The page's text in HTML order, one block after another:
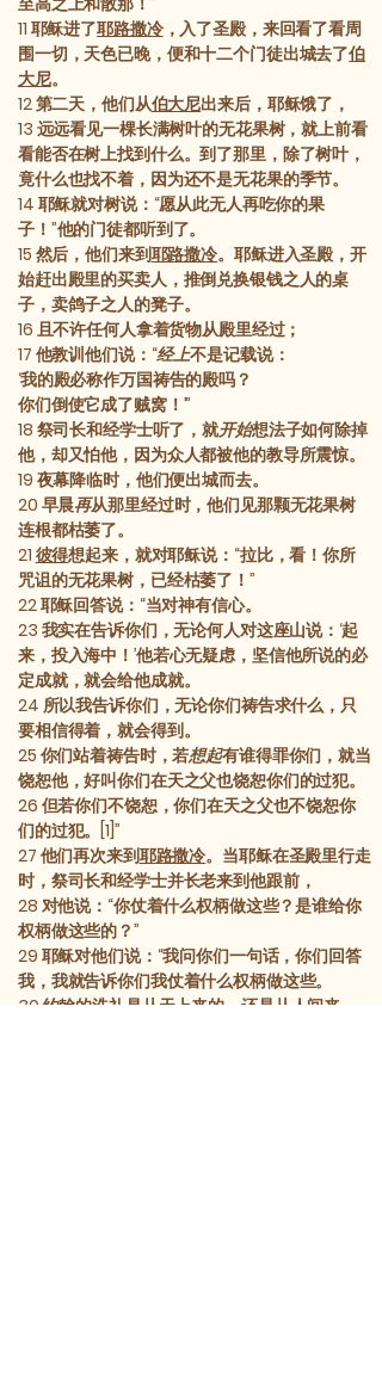
11 耶稣进了耶路撒冷，入了圣殿，来回看了看周
围一切，天色已晚，便和十二个门徒出城去了伯
大尼。
12第二天，他们从伯大尼出来后，耶稣饿了，
13 远远看见一棵长满树叶的无花果树，就上前看
看能否在树上找到什么。到了那里，除了树叶，
竟什么也找不着，因为还不是无花果的季节。
14 耶稣就对树说：“愿从此无人再吃你的果
子！”他的门徒都听到了。
15 然后，他们来到耶路撒冷。耶稣进入圣殿，开
始赶出殿里的买卖人，推倒兑换银钱之人的桌
子，卖鸽子之人的凳子。
16 且不许任何人拿着货物从殿里经过；
17 他教训他们说：“经上不是记载说：
‘我的殿必称作万国祷告的殿吗？
你们倒使它成了贼窝！’”
18 祭司长和经学士听了，就开始想法子如何除掉
他，却又怕他，因为众人都被他的教导所震惊。
19 夜幕降临时，他们便出城而去。
20 早晨再从那里经过时，他们见那颗无花果树
连根都枯萎了。
21 彼得想起来，就对耶稣说：“拉比，看！你所
咒诅的无花果树，已经枯萎了！”
22耶稣回答说：“当对神有信心。
23 我实在告诉你们，无论何人对这座山说：‘起
来，投入海中！’他若心无疑虑，坚信他所说的必
定成就，就会给他成就。
24 所以我告诉你们，无论你们祷告求什么，只
要相信得着，就会得到。
25 你们站着祷告时，若想起有谁得罪你们，就当
饶恕他，好叫你们在天之父也饶恕你们的过犯。
26 但若你们不饶恕，你们在天之父也不饶恕你
们的过犯。[1]”
27 他们再次来到耶路撒冷。当耶稣在圣殿里行走
时，祭司长和经学士并长老来到他跟前，
28 对他说：“你仗着什么权柄做这些？是谁给你
权柄做这些的？”
29 耶稣对他们说：“我问你们一句话，你们回答
我，我就告诉你们我仗着什么权柄做这些。
30 约翰的洗礼是从天上来的，还是从人间来